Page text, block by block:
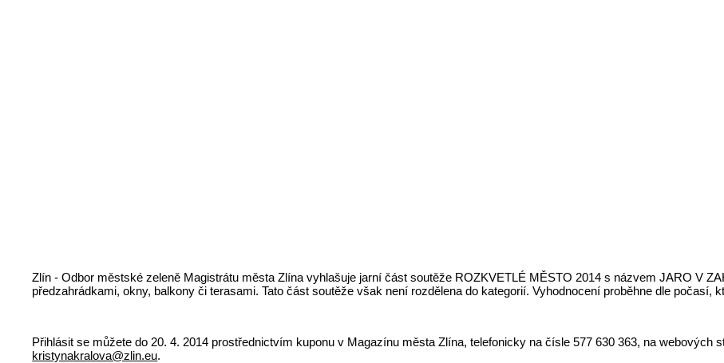
Zlín - Odbor městské zeleně Magistrátu města Zlína vyhlašuje jarní část soutěže ROZKVETLÉ MĚSTO 2014 s názvem JARO V
předzahrádkami, okny, balkony či terasami. Tato část soutěže však není rozdělena do kategorií. Vyhodnocení proběhne dle počasí,
Přihlásit se můžete do 20. 4. 2014 prostřednictvím kuponu v Magazínu města Zlína, telefonicky na čísle 577 630 363, na webových
kristynakralova@zlin.eu.